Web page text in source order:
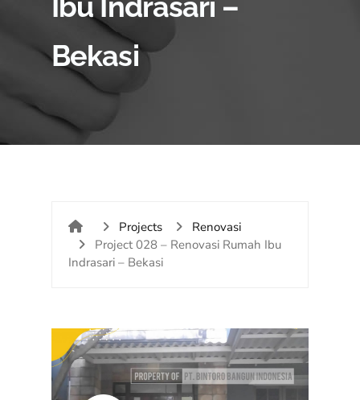
Bekasi
Projects
Renovasi
Project 028 – Renovasi Rumah Ibu
Indrasari – Bekasi